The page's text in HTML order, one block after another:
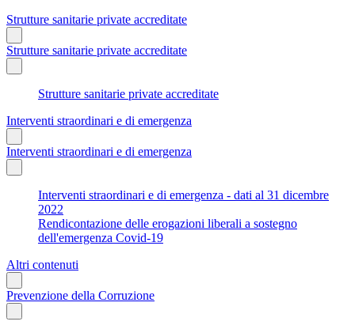
Strutture sanitarie private accreditate
Strutture sanitarie private accreditate
Strutture sanitarie private accreditate
Interventi straordinari e di emergenza
Interventi straordinari e di emergenza
Interventi straordinari e di emergenza - dati al 31 dicembre
2022
Rendicontazione delle erogazioni liberali a sostegno
dell'emergenza Covid-19
Altri contenuti
Prevenzione della Corruzione